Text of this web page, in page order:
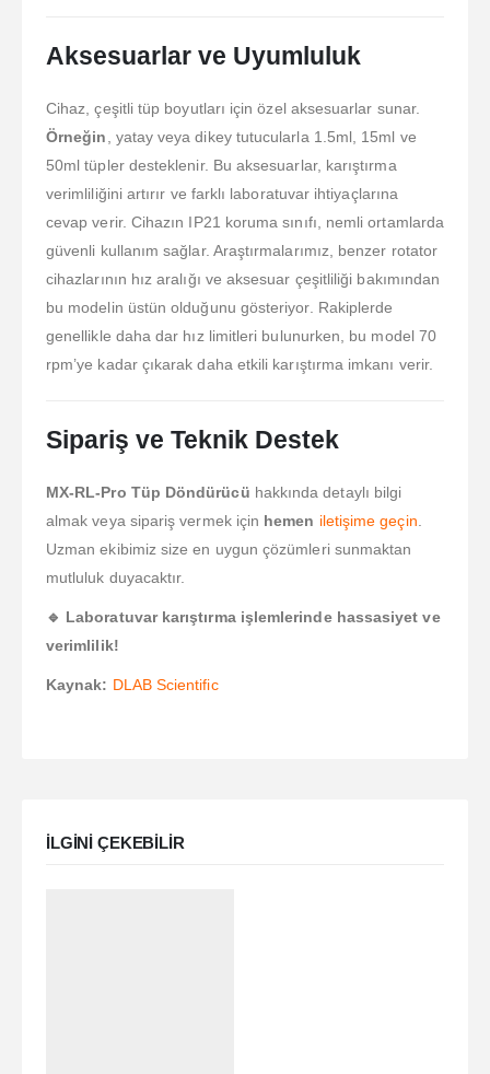
Aksesuarlar ve Uyumluluk
Cihaz, çeşitli tüp boyutları için özel aksesuarlar sunar.
Örneğin , yatay veya dikey tutucularla 1.5ml, 15ml ve
50ml tüpler desteklenir. Bu aksesuarlar, karıştırma
verimliliğini artırır ve farklı laboratuvar ihtiyaçlarına
cevap verir. Cihazın IP21 koruma sınıfı, nemli ortamlarda
güvenli kullanım sağlar. Araştırmalarımız, benzer rotator
cihazlarının hız aralığı ve aksesuar çeşitliliği bakımından
bu modelin üstün olduğunu gösteriyor. Rakiplerde
genellikle daha dar hız limitleri bulunurken, bu model 70
rpm’ye kadar çıkarak daha etkili karıştırma imkanı verir.
Sipariş ve Teknik Destek
MX-RL-Pro Tüp Döndürücü hakkında detaylı bilgi
almak veya sipariş vermek için hemen iletişime geçin
Uzman ekibimiz size en uygun çözümleri sunmaktan
mutluluk duyacaktır.
🔹 Laboratuvar karıştırma işlemlerinde hassasiyet ve
verimlilik!
Kaynak: DLAB Scientific
ILGINI ÇEKEBILIR